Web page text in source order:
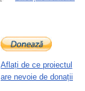
Aflați de ce proiectul
are nevoie de donații